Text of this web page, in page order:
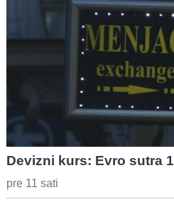
Devizni kurs: Evro sutra
pre 11 sati